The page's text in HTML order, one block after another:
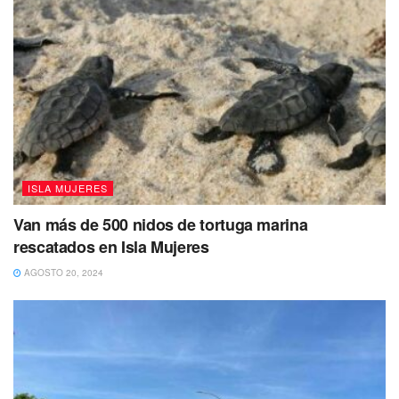
ISLA MUJERES
Van más de 500 nidos de tortuga marina
rescatados en Isla Mujeres
AGOSTO 20, 2024